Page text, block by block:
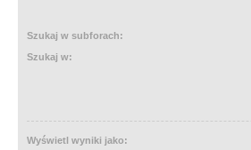
Szukaj w subforach:
Szukaj w:
Wyświetl wyniki jako: